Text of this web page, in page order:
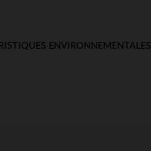
ENVIRONNEMENTALES